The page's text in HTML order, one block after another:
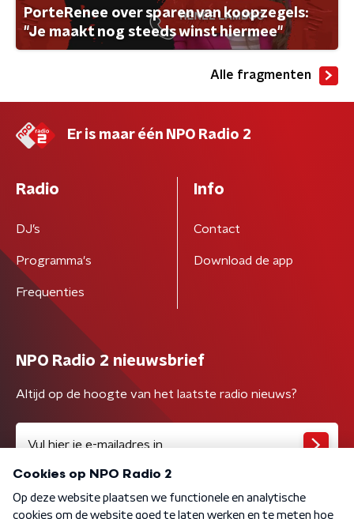
PorteRenee over sparen van koopzegels:
"Je maakt nog steeds winst hiermee"
Alle fragmenten
Er is maar één NPO Radio 2
Radio
DJ’s
Programma's
Frequenties
Info
Contact
Download de app
NPO Radio 2 nieuwsbrief
Altijd op de hoogte van het laatste radio nieuws?